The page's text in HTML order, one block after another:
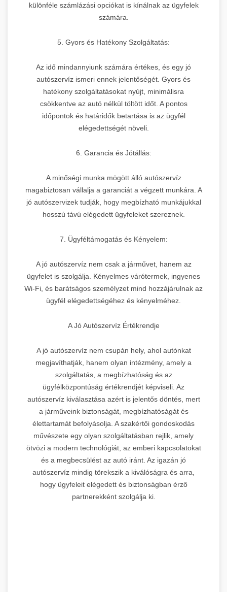
különféle számlázási opciókat is kínálnak az ügyfelek
számára.
5. Gyors és Hatékony Szolgáltatás:
Az idő mindannyiunk számára értékes, és egy jó
autószervíz ismeri ennek jelentőségét. Gyors és
hatékony szolgáltatásokat nyújt, minimálisra
csökkentve az autó nélkül töltött időt. A pontos
időpontok és határidők betartása is az ügyfél
elégedettségét növeli.
6. Garancia és Jótállás:
A minőségi munka mögött álló autószervíz
magabiztosan vállalja a garanciát a végzett munkára. A
jó autószervizek tudják, hogy megbízható munkájukkal
hosszú távú elégedett ügyfeleket szereznek.
7. Ügyféltámogatás és Kényelem:
A jó autószervíz nem csak a járművet, hanem az
ügyfelet is szolgálja. Kényelmes várótermek, ingyenes
Wi-Fi, és barátságos személyzet mind hozzájárulnak az
ügyfél elégedettségéhez és kényelméhez.
A Jó Autószervíz Értékrendje
A jó autószervíz nem csupán hely, ahol autónkat
megjavíthatják, hanem olyan intézmény, amely a
szolgáltatás, a megbízhatóság és az
ügyfélközpontúság értékrendjét képviseli. Az
autószervíz kiválasztása azért is jelentős döntés, mert
a járműveink biztonságát, megbízhatóságát és
élettartamát befolyásolja. A szakértői gondoskodás
művészete egy olyan szolgáltatásban rejlik, amely
ötvözi a modern technológiát, az emberi kapcsolatokat
és a megbecsülést az autó iránt. Az igazán jó
autószervíz mindig törekszik a kiválóságra és arra,
hogy ügyfeleit elégedett és biztonságban érző
partnerekként szolgálja ki.